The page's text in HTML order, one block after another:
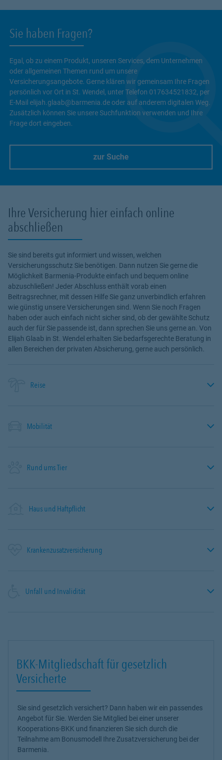
Sie haben Fragen?
Egal, ob zu einem Produkt, unseren Services, dem Unternehmen
oder allgemeinen Themen rund um unsere
Versicherungsangebote. Gerne klären wir gemeinsam Ihre Fragen
persönlich vor Ort in St. Wendel, unter Telefon 017634521832, per
E-Mail elijah.glaab@barmenia.de oder auf anderem digitalen Weg.
Zusätzlich können Sie unsere Suchfunktion verwenden und Ihre
Frage dort eingeben.
zur Suche
Ihre Versicherung hier einfach online
abschließen
Sie sind bereits gut informiert und wissen, welchen
Versicherungsschutz Sie benötigen. Dann nutzen Sie gerne die
Möglichkeit Barmenia-Produkte einfach und bequem online
abzuschließen! Jeder Abschluss enthält vorab einen
Beitragsrechner, mit dessen Hilfe Sie ganz unverbindlich erfahren
wie günstig unsere Versicherungen sind. Wenn Sie noch Fragen
haben oder auch einfach nicht sicher sind, ob der gewählte Schutz
auch der für Sie passende ist, dann sprechen Sie uns gerne an. Von
Elijah Glaab in St. Wendel erhalten Sie bedarfsgerechte Beratung in
allen Bereichen der privaten Absicherung, gerne auch persönlich.
Reise
Mobilität
Rund ums Tier
Haus und Haftpflicht
Krankenzusatzversicherung
Unfall und Invalidität
BKK-Mitgliedschaft für gesetzlich
Versicherte
Sie sind gesetzlich versichert? Dann haben wir ein passendes
Angebot für Sie. Werden Sie Mitglied bei einer unserer
Kooperations-BKK und finanzieren Sie sich durch die
Teilnahme am Bonusmodell Ihre Zusatzversicherung bei der
Barmenia.